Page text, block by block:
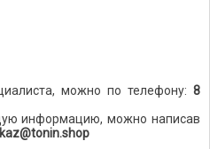
можно по телефону: 8
информацию, можно написав